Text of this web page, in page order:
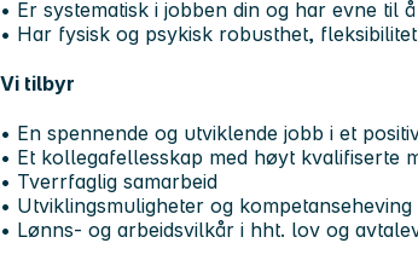
• Er systematisk i jobben din og har evne til
• Har fysisk og psykisk robusthet,
Vi tilbyr
• En spennende og utviklende jobb i et
• Et kollegafellesskap med høyt kvalifiserte
• Tverrfaglig samarbeid
• Utviklingsmuligheter og kompetanseheving
• Lønns- og arbeidsvilkår i hht. lov og